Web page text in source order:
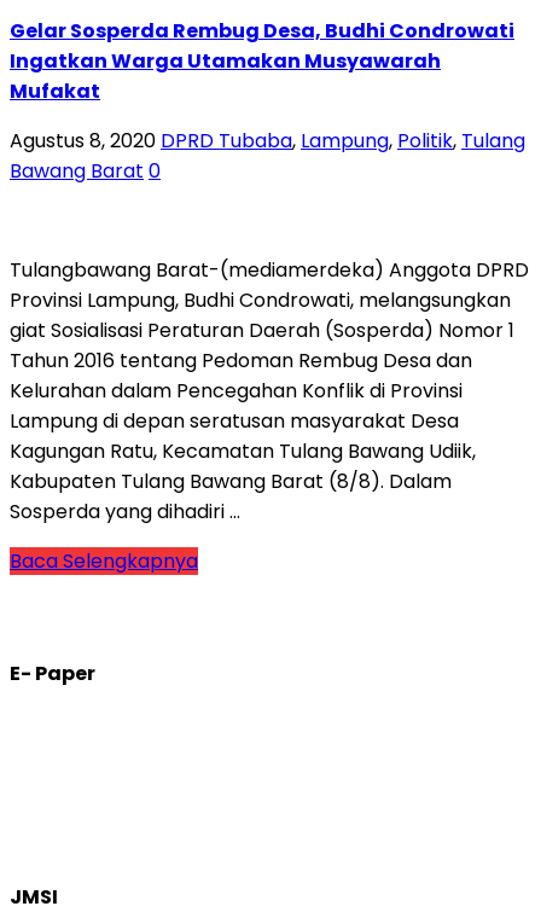
Gelar Sosperda Rembug Desa, Budhi Condrowati
Ingatkan Warga Utamakan Musyawarah
Mufakat
Agustus 8, 2020 DPRD Tubaba, Lampung, Politik, Tulang
Bawang Barat 0
Tulangbawang Barat-(mediamerdeka) Anggota DPRD
Provinsi Lampung, Budhi Condrowati, melangsungkan
giat Sosialisasi Peraturan Daerah (Sosperda) Nomor 1
Tahun 2016 tentang Pedoman Rembug Desa dan
Kelurahan dalam Pencegahan Konflik di Provinsi
Lampung di depan seratusan masyarakat Desa
Kagungan Ratu, Kecamatan Tulang Bawang Udiik,
Kabupaten Tulang Bawang Barat (8/8). Dalam
Sosperda yang dihadiri …
Baca Selengkapnya
E- Paper
JMSI